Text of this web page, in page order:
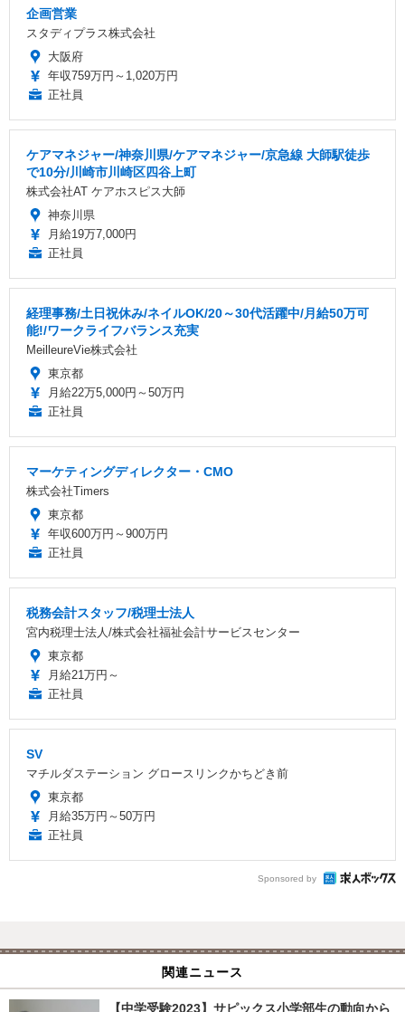
企画営業
スタディプラス株式会社
大阪府
年収759万円～1,020万円
正社員
ケアマネジャー/神奈川県/ケアマネジャー/京急線 大師駅徒歩
で10分/川崎市川崎区四谷上町
株式会社AT ケアホスピス大師
神奈川県
月給19万7,000円
正社員
経理事務/土日祝休み/ネイルOK/20～30代活躍中/月給50万可
能!/ワークライフバランス充実
MeilleureVie株式会社
東京都
月給22万5,000円～50万円
正社員
マーケティングディレクター・CMO
株式会社Timers
東京都
年収600万円～900万円
正社員
税務会計スタッフ/税理士法人
宮内税理士法人/株式会社福祉会計サービスセンター
東京都
月給21万円～
正社員
SV
マチルダステーション グロースリンクかちどき前
東京都
月給35万円～50万円
正社員
Sponsored by
関連ニュース
【中学受験2023】サピックス小学部生の動向から